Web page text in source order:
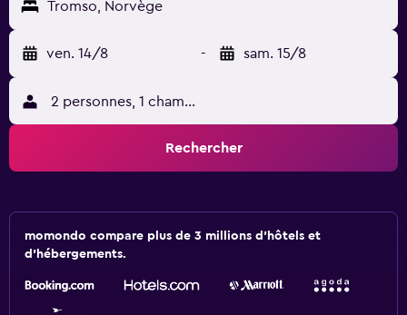
Tromso, Norvège
ven. 14/8 - sam. 15/8
2 personnes, 1 chambre
Rechercher
momondo compare plus de 3 millions d'hôtels et
d'hébergements.